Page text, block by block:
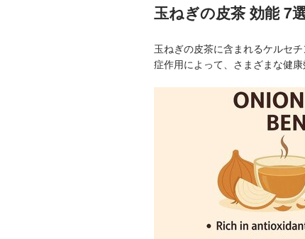
玉ねぎの皮茶 効能 7
玉ねぎの皮茶に含まれるケルセ
症作用によって、さまざまな健康